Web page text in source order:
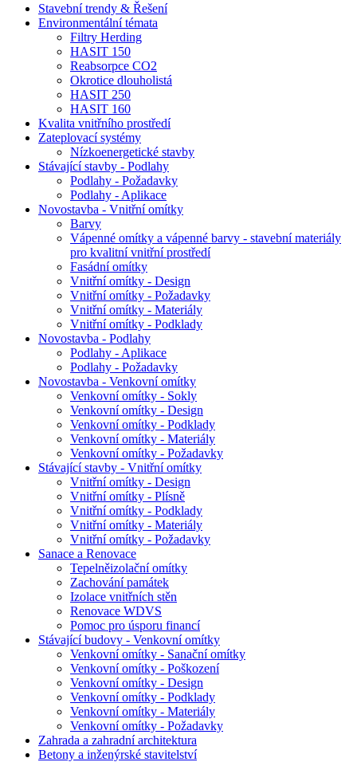
Stavební trendy & Řešení
Environmentální témata
Filtry Herding
HASIT 150
Reabsorpce CO2
Okrotice dlouholistá
HASIT 250
HASIT 160
Kvalita vnitřního prostředí
Zateplovací systémy
Nízkoenergetické stavby
Stávající stavby - Podlahy
Podlahy - Požadavky
Podlahy - Aplikace
Novostavba - Vnitřní omítky
Barvy
Vápenné omítky a vápenné barvy - stavební materiály
pro kvalitní vnitřní prostředí
Fasádní omítky
Vnitřní omítky - Design
Vnitřní omítky - Požadavky
Vnitřní omítky - Materiály
Vnitřní omítky - Podklady
Novostavba - Podlahy
Podlahy - Aplikace
Podlahy - Požadavky
Novostavba - Venkovní omítky
Venkovní omítky - Sokly
Venkovní omítky - Design
Venkovní omítky - Podklady
Venkovní omítky - Materiály
Venkovní omítky - Požadavky
Stávající stavby - Vnitřní omítky
Vnitřní omítky - Design
Vnitřní omítky - Plísně
Vnitřní omítky - Podklady
Vnitřní omítky - Materiály
Vnitřní omítky - Požadavky
Sanace a Renovace
Tepelněizolační omítky
Zachování památek
Izolace vnitřních stěn
Renovace WDVS
Pomoc pro úsporu financí
Stávající budovy - Venkovní omítky
Venkovní omítky - Sanační omítky
Venkovní omítky - Poškození
Venkovní omítky - Design
Venkovní omítky - Podklady
Venkovní omítky - Materiály
Venkovní omítky - Požadavky
Zahrada a zahradní architektura
Betony a inženýrské stavitelství